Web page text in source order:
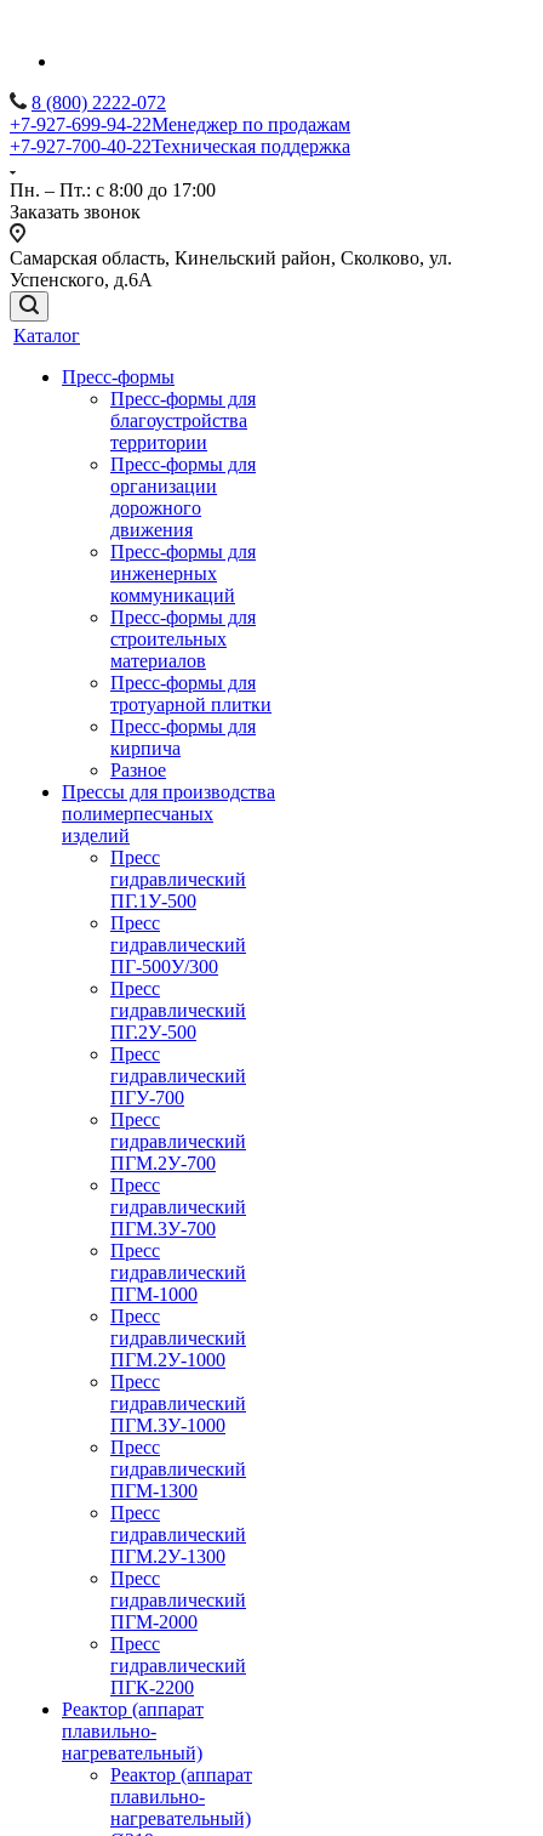
8 (800) 2222-072
+7-927-699-94-22Менеджер по продажам
+7-927-700-40-22Техническая поддержка
Пн. – Пт.: с 8:00 до 17:00
Заказать звонок
Самарская область, Кинельский район, Сколково, ул.
Успенского, д.6А
Каталог
Пресс-формы
Пресс-формы для
благоустройства
территории
Пресс-формы для
организации
дорожного
движения
Пресс-формы для
инженерных
коммуникаций
Пресс-формы для
строительных
материалов
Пресс-формы для
тротуарной плитки
Пресс-формы для
кирпича
Разное
Прессы для производства
полимерпесчаных
изделий
Пресс
гидравлический
ПГ.1У-500
Пресс
гидравлический
ПГ-500У/300
Пресс
гидравлический
ПГ.2У-500
Пресс
гидравлический
ПГУ-700
Пресс
гидравлический
ПГМ.2У-700
Пресс
гидравлический
ПГМ.3У-700
Пресс
гидравлический
ПГМ-1000
Пресс
гидравлический
ПГМ.2У-1000
Пресс
гидравлический
ПГМ.3У-1000
Пресс
гидравлический
ПГМ-1300
Пресс
гидравлический
ПГМ.2У-1300
Пресс
гидравлический
ПГМ-2000
Пресс
гидравлический
ПГК-2200
Реактор (аппарат
плавильно-
нагревательный)
Реактор (аппарат
плавильно-
нагревательный)